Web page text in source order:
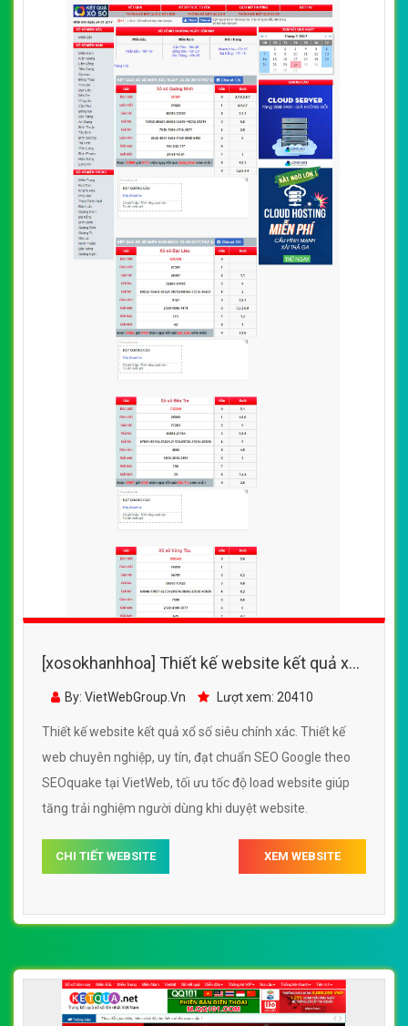
[xosokhanhhoa] Thiết kế website kết quả xổ
số siêu chính xác
By: VietWebGroup.Vn Lượt xem: 20410
Thiết kế website kết quả xổ số siêu chính xác. Thiết kế
web chuyên nghiệp, uy tín, đạt chuẩn SEO Google theo
SEOquake tại VietWeb, tối ưu tốc độ load website giúp
tăng trải nghiệm người dùng khi duyệt website.
CHI TIẾT WEBSITE XEM WEBSITE